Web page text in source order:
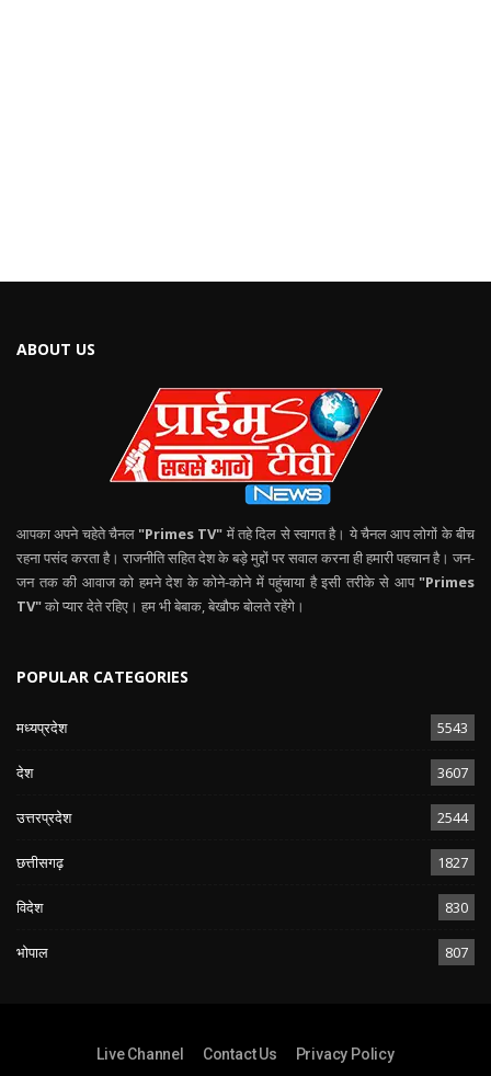
ABOUT US
आपका अपने चहेते चैनल "Primes TV" में तहे दिल से स्वागत है। ये चैनल आप लोगों के बीच
रहना पसंद करता है। राजनीति सहित देश के बड़े मुद्दों पर सवाल करना ही हमारी पहचान है। जन-
जन तक की आवाज को हमने देश के कोने-कोने में पहुंचाया है इसी तरीके से आप "Primes
TV"को प्यार देते रहिए। हम भी बेबाक, बेखौफ बोलते रहेंगे।
POPULAR CATEGORIES
मध्यप्रदेश 5543
देश 3607
उत्तरप्रदेश 2544
छत्तीसगढ़ 1827
विदेश 830
भोपाल 807
Live Channel Contact Us Privacy Policy